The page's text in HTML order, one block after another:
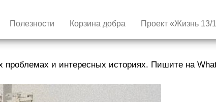
Полезности Корзина добра Проект «Жизнь 13/
проблемах и интересных историях. Пишите на